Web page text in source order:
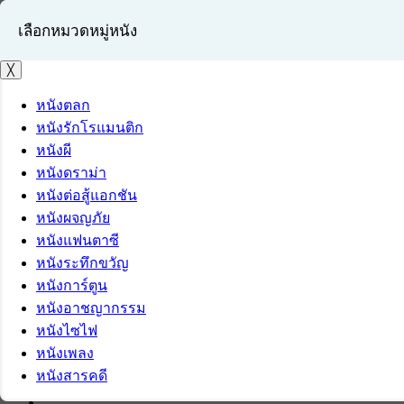
เข้าสู่ระบบ
สมัครสมาชิก
เลือกหมวดหมู่หนัง
╳
หนังตลก
หนังรักโรแมนติก
หนังผี
หนังดราม่า
หนังต่อสู้แอกชัน
หนังผจญภัย
หนังแฟนตาซี
หนังระทึกขวัญ
หนังการ์ตูน
หนังอาชญากรรม
หนังไซไฟ
หนังเพลง
หนังสารคดี